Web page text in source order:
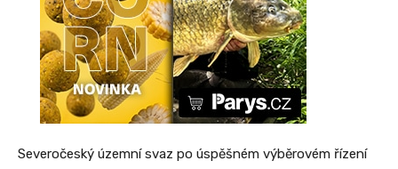
Severočeský územní svaz po úspěšném výběrovém řízení